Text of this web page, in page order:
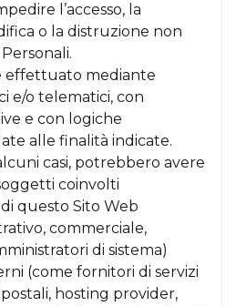
l’accesso, la
o la distruzione non
effettuato mediante
e/o telematici, con
e con logiche
alle finalità indicate.
casi, potrebbero avere
coinvolti
questo Sito Web
commerciale,
di sistema)
(come fornitori di servizi
hosting provider,